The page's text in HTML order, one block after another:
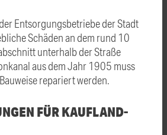
Entsorgungsbetriebe der Stadt
Schäden an dem rund 10
unterhalb der Straße
aus dem Jahr 1905 muss
repariert werden.
FÜR KAUFLAND-